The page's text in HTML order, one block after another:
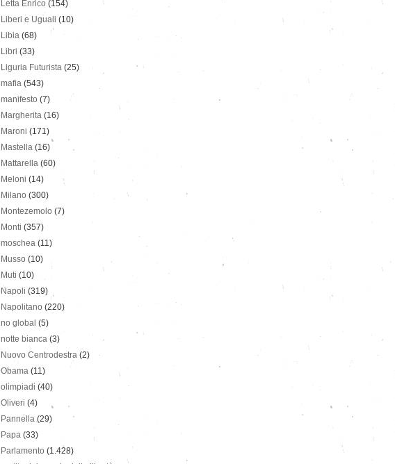
Letta Enrico (154)
Liberi e Uguali (10)
Libia (68)
Libri (33)
Liguria Futurista (25)
mafia (543)
manifesto (7)
Margherita (16)
Maroni (171)
Mastella (16)
Mattarella (60)
Meloni (14)
Milano (300)
Montezemolo (7)
Monti (357)
moschea (11)
Musso (10)
Muti (10)
Napoli (319)
Napolitano (220)
no global (5)
notte bianca (3)
Nuovo Centrodestra (2)
Obama (11)
olimpiadi (40)
Oliveri (4)
Pannella (29)
Papa (33)
Parlamento (1.428)